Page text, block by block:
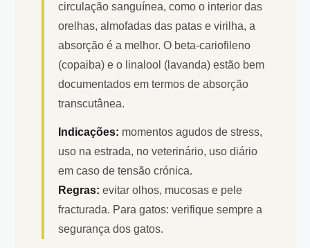
circulação sanguínea, como o interior das
orelhas, almofadas das patas e virilha, a
absorção é a melhor. O beta-cariofileno
(copaiba) e o linalool (lavanda) estão bem
documentados em termos de absorção
transcutânea.
Indicações: momentos agudos de stress,
uso na estrada, no veterinário, uso diário
em caso de tensão crónica.
Regras: evitar olhos, mucosas e pele
fracturada. Para gatos: verifique sempre a
segurança dos gatos.